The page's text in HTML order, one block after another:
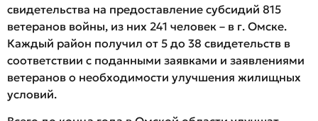
свидетельства на предоставление субсидий 815
ветеранов войны, из них 241 человек – в г. Омске.
Каждый район получил от 5 до 38 свидетельств в
соответствии с поданными заявками и заявлениями
ветеранов о необходимости улучшения жилищных
условий.